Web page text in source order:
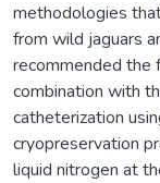
methodologies
from wild jaguars
recommended the
combination with
catheterization
cryopreservation
liquid nitrogen at